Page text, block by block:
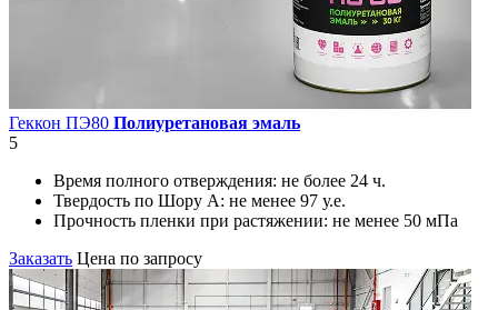
Геккон ПЭ80 Полиуретановая эмаль
5
Время полного отверждения: не более 24 ч.
Твердость по Шору А: не менее 97 у.е.
Прочность пленки при растяжении: не менее 50 мПа
Заказать Цена по запросу